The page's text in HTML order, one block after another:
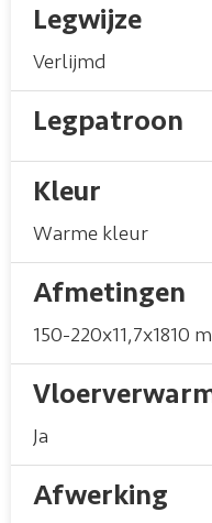
Legwijze
Verlijmd
Legpatroon
Kleur
Warme kleur
Afmetingen
150-220x11,7x1810
Ja
Afwerking